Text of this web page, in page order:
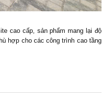
cao cấp, sản phẩm mang lại độ
hợp cho các công trình cao tầng